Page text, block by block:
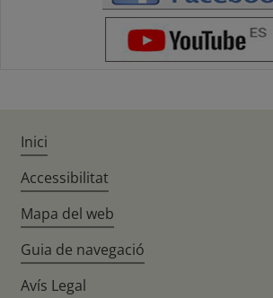
Inici
Accessibilitat
Mapa del web
Guia de navegació
Avís Legal